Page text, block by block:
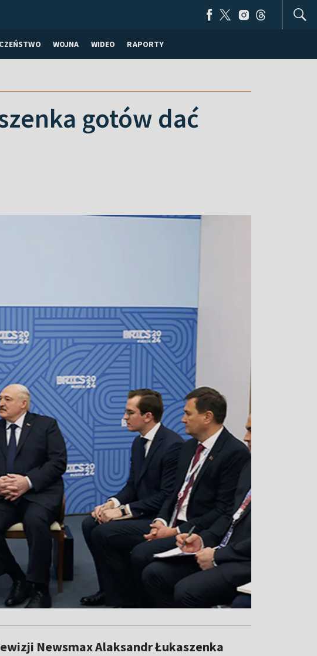
WOJNA WIDEO RAPORTY
gotów dać
Newsmax Alaksandr Łukaszenka